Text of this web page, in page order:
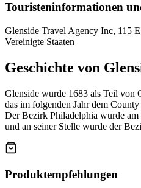
Touristeninformationen
Glenside Travel Agency Inc, 115
Vereinigte Staaten
Geschichte von
Glenside wurde 1683 als Teil von
das im folgenden Jahr dem
Der Bezirk Philadelphia wurde am
und an seiner Stelle wurde der
Produktempfehlungen